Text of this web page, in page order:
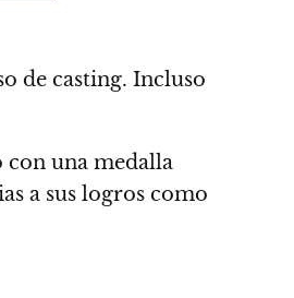
de casting. Incluso
con una medalla
a sus logros como